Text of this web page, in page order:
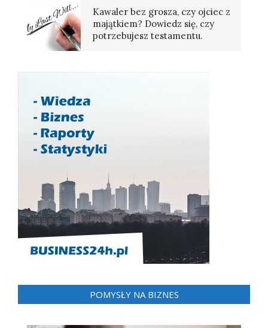
Kawaler bez grosza, czy ojciec z
majątkiem? Dowiedz się, czy
potrzebujesz testamentu.
POMYSŁY NA BIZNES